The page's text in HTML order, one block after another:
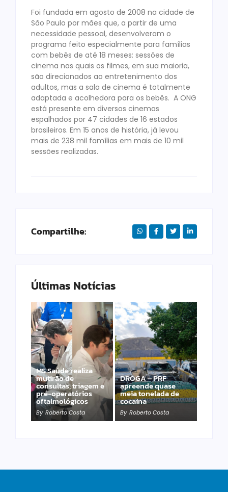
Foi fundada em agosto de 2008 na cidade de
São Paulo por mães que, a partir de uma
necessidade pessoal, desenvolveram o
programa feito especialmente para famílias
com bebês de até 18 meses: sessões de
cinema nas quais os filmes, em sua maioria,
são direcionados ao entretenimento dos
adultos, mas a sala de cinema é totalmente
adaptada e acolhedora para os bebês. A ONG
está presente em diversos cinemas
espalhados por 47 cidades de 16 estados
brasileiros. Em 15 anos de história, já levou
mais de 238 mil famílias em mais de 10 mil
sessões realizadas.
Compartilhe:
Últimas Notícias
MS Saúde realiza
mutirão de
consultas, triagem e
pré-operatórios
oftalmológicos
By Roberto Costa
DROGA – PRF
apreende quase
meia tonelada de
cocaína
By Roberto Costa
PRF apreende 20
pistolas e 40
carregadores na BR-
060
By Roberto Costa